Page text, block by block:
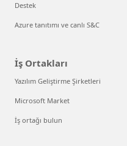
Destek
Azure tanıtımı ve canlı S&C
İş Ortakları
Yazılım Geliştirme Şirketleri
Microsoft Market
İş ortağı bulun